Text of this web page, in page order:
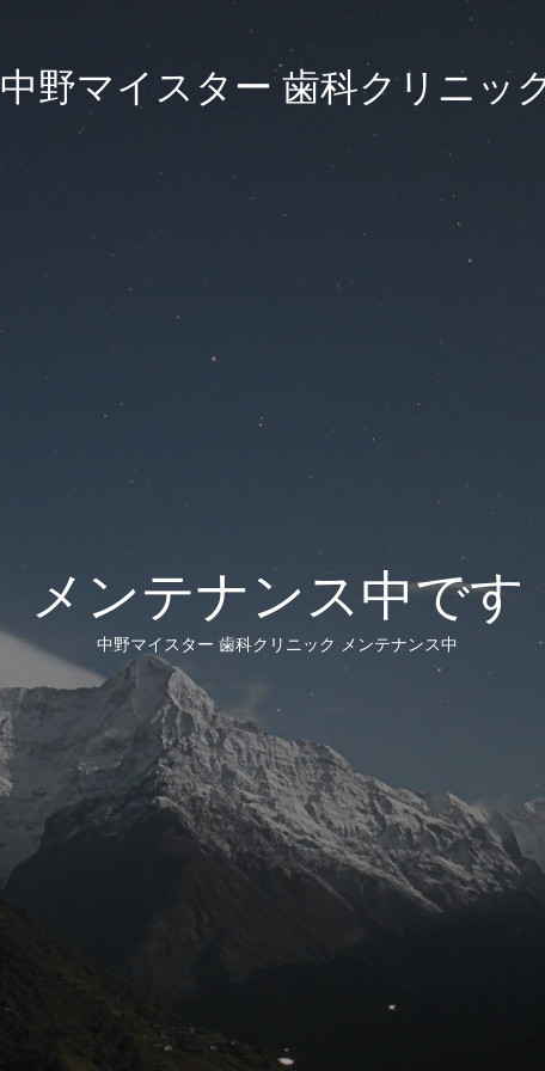
中野マイスター 歯科クリニッ
メンテナンス中です
中野マイスター 歯科クリニック メンテナンス中